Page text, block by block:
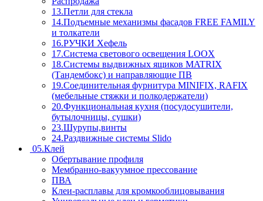
13.Петли для стекла
14.Подъемные механизмы фасадов FREE FAMILY
и толкатели
16.РУЧКИ Хефель
17.Система светового освещения LOOX
18.Системы выдвижных ящиков MATRIX
(Тандембокс) и направляющие ПВ
19.Соединительная фурнитура MINIFIX, RAFIX
(мебельные стяжки и полкодержатели)
20.Функциональная кухня (посудосушители,
бутылочницы, сушки)
23.Шурупы,винты
24.Раздвижные системы Slido
05.Клей
Обертывание профиля
Мембранно-вакуумное прессование
ПВА
Клеи-расплавы для кромкооблицовывания